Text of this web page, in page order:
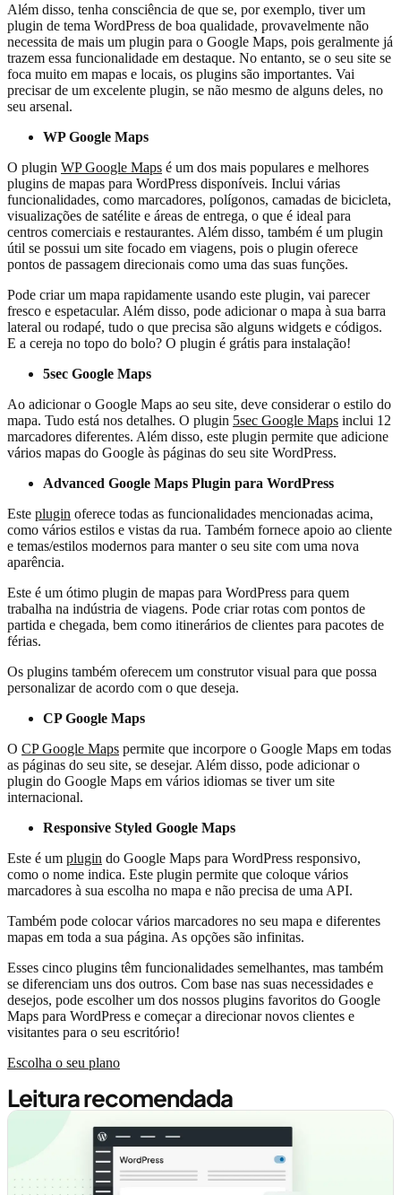
Além disso, tenha consciência de que se, por exemplo, tiver um
plugin de tema WordPress de boa qualidade, provavelmente não
necessita de mais um plugin para o Google Maps, pois geralmente já
trazem essa funcionalidade em destaque. No entanto, se o seu site se
foca muito em mapas e locais, os plugins são importantes. Vai
precisar de um excelente plugin, se não mesmo de alguns deles, no
seu arsenal.
WP Google Maps
O plugin WP Google Maps é um dos mais populares e melhores
plugins de mapas para WordPress disponíveis. Inclui várias
funcionalidades, como marcadores, polígonos, camadas de bicicleta,
visualizações de satélite e áreas de entrega, o que é ideal para
centros comerciais e restaurantes. Além disso, também é um plugin
útil se possui um site focado em viagens, pois o plugin oferece
pontos de passagem direcionais como uma das suas funções.
Pode criar um mapa rapidamente usando este plugin, vai parecer
fresco e espetacular. Além disso, pode adicionar o mapa à sua barra
lateral ou rodapé, tudo o que precisa são alguns widgets e códigos.
E a cereja no topo do bolo? O plugin é grátis para instalação!
5sec Google Maps
Ao adicionar o Google Maps ao seu site, deve considerar o estilo do
mapa. Tudo está nos detalhes. O plugin 5sec Google Maps inclui 12
marcadores diferentes. Além disso, este plugin permite que adicione
vários mapas do Google às páginas do seu site WordPress.
Advanced Google Maps Plugin para WordPress
Este plugin oferece todas as funcionalidades mencionadas acima,
como vários estilos e vistas da rua. Também fornece apoio ao cliente
e temas/estilos modernos para manter o seu site com uma nova
aparência.
Este é um ótimo plugin de mapas para WordPress para quem
trabalha na indústria de viagens. Pode criar rotas com pontos de
partida e chegada, bem como itinerários de clientes para pacotes de
férias.
Os plugins também oferecem um construtor visual para que possa
personalizar de acordo com o que deseja.
CP Google Maps
O CP Google Maps permite que incorpore o Google Maps em todas
as páginas do seu site, se desejar. Além disso, pode adicionar o
plugin do Google Maps em vários idiomas se tiver um site
internacional.
Responsive Styled Google Maps
Este é um plugin do Google Maps para WordPress responsivo,
como o nome indica. Este plugin permite que coloque vários
marcadores à sua escolha no mapa e não precisa de uma API.
Também pode colocar vários marcadores no seu mapa e diferentes
mapas em toda a sua página. As opções são infinitas.
Esses cinco plugins têm funcionalidades semelhantes, mas também
se diferenciam uns dos outros. Com base nas suas necessidades e
desejos, pode escolher um dos nossos plugins favoritos do Google
Maps para WordPress e começar a direcionar novos clientes e
visitantes para o seu escritório!
Escolha o seu plano
Leitura recomendada